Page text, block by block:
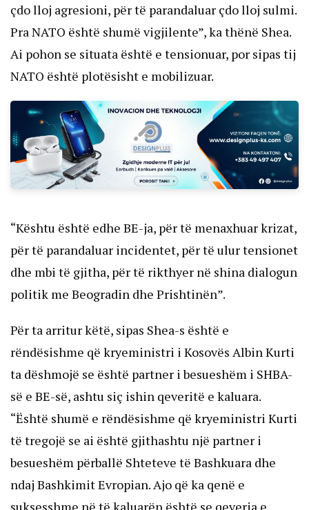
çdo lloj agresioni, për të parandaluar çdo lloj sulmi.
Pra NATO është shumë vigjilente”, ka thënë Shea.
Ai pohon se situata është e tensionuar, por sipas tij
NATO është plotësisht e mobilizuar.
“Kështu është edhe BE-ja, për të menaxhuar krizat,
për të parandaluar incidentet, për të ulur tensionet
dhe mbi të gjitha, për të rikthyer në shina dialogun
politik me Beogradin dhe Prishtinën”.
Për ta arritur këtë, sipas Shea-s është e
rëndësishme që kryeministri i Kosovës Albin Kurti
ta dëshmojë se është partner i besueshëm i SHBA-
së e BE-së, ashtu siç ishin qeveritë e kaluara.
“Është shumë e rëndësishme që kryeministri Kurti
të tregojë se ai është gjithashtu një partner i
besueshëm përballë Shteteve të Bashkuara dhe
ndaj Bashkimit Evropian. Ajo që ka qenë e
suksesshme në të kaluarën është se qeveria e